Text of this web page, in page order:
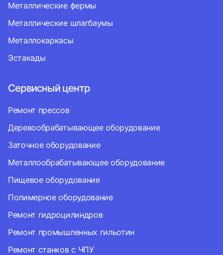
Металлические фермы
Металлические шлагбаумы
Металлокаркасы
Эстакады
Сервисный центр
Ремонт прессов
Деревообрабатывающее оборудование
Заточное оборудование
Металлообрабатывающее оборудование
Пищевое оборудование
Полимерное оборудование
Ремонт гидроцилиндров
Ремонт промышленных гильотин
Ремонт станков с ЧПУ